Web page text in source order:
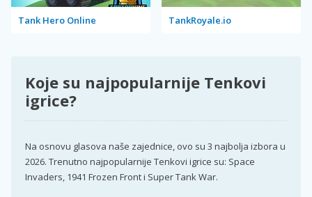
Tank Hero Online TankRoyale.io
Koje su najpopularnije Tenkovi
igrice?
Na osnovu glasova naše zajednice, ovo su 3 najbolja izbora u
2026. Trenutno najpopularnije Tenkovi igrice su: Space
Invaders, 1941 Frozen Front i Super Tank War.